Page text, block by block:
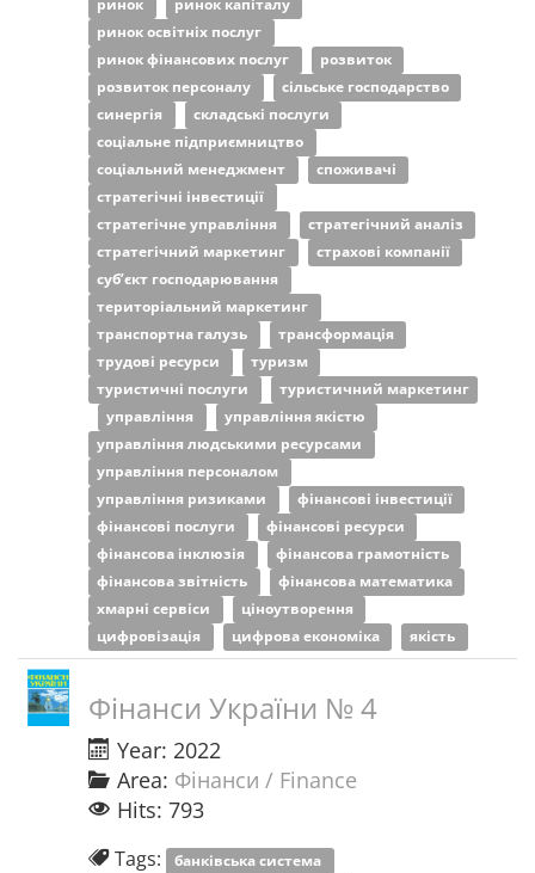
ринок
ринок капіталу
ринок освітніх послуг
ринок фінансових послуг
розвиток
розвиток персоналу
сільське господарство
синергія
складські послуги
соціальне підприємництво
соціальний менеджмент
споживачі
стратегічні інвестиції
стратегічне управління
стратегічний аналіз
стратегічний маркетинг
страхові компанії
суб’єкт господарювання
територіальний маркетинг
транспортна галузь
трансформація
трудові ресурси
туризм
туристичні послуги
туристичний маркетинг
управління
управління якістю
управління людськими ресурсами
управління персоналом
управління ризиками
фінансові інвестиції
фінансові послуги
фінансові ресурси
фінансова інклюзія
фінансова грамотність
фінансова звітність
фінансова математика
хмарні сервіси
ціноутворення
цифровізація
цифрова економіка якість
Фінанси України № 4
Year: 2022
Area: Фінанси / Finance
Hits: 793
Tags: банківська система